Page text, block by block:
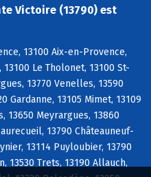
Victoire (13790) est
13100 Aix-en-Provence,
Le Tholonet, 13100 St-
13770 Venelles, 13590
Gardanne, 13105 Mimet, 13109
13650 Meyrargues, 13860
13790 Châteauneuf-
13114 Puyloubier, 13790
13530 Trets, 13190 Allauch,